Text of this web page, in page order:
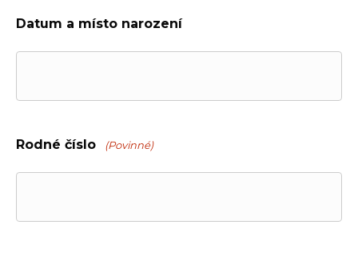
Datum a místo narození
Rodné číslo (Povinné)